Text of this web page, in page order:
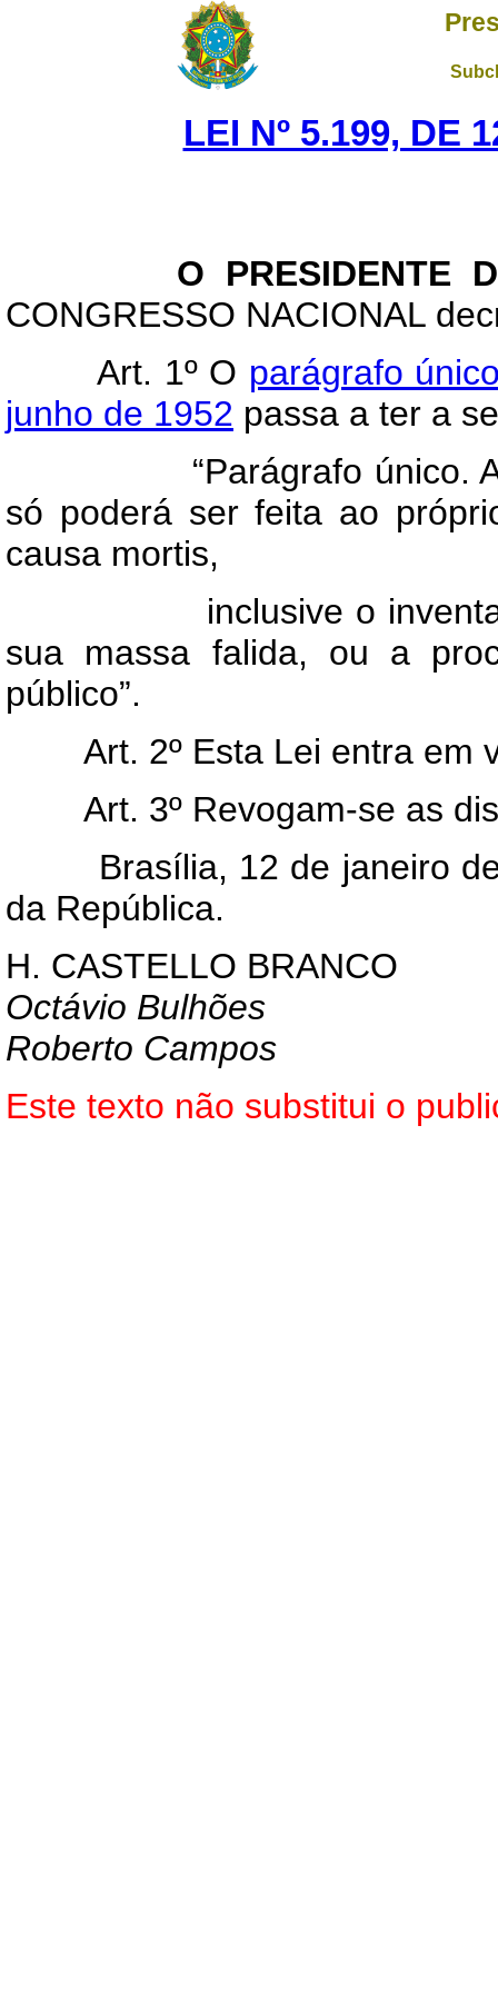
LEI Nº 5.199, DE
O PRESIDENTE DA
CONGRESSO NACIONAL
Art. 1º O parágrafo
junho de 1952 passa a ter a
“Parágrafo único. A
só poderá ser feita ao
causa mortis,
inclusive o
sua massa falida, ou a
público”.
Art. 2º Esta Lei entra em
Art. 3º Revogam-se as
Brasília, 12 de janeiro de
da República.
H. CASTELLO BRANCO
Octávio Bulhões
Roberto Campos
Este texto não substitui o